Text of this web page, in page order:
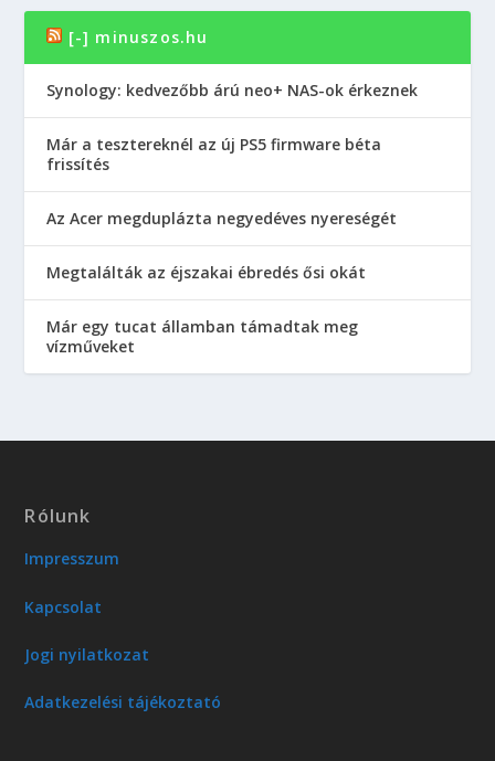
[-] minuszos.hu
Synology: kedvezőbb árú neo+ NAS-ok érkeznek
Már a tesztereknél az új PS5 firmware béta
frissítés
Az Acer megduplázta negyedéves nyereségét
Megtalálták az éjszakai ébredés ősi okát
Már egy tucat államban támadtak meg
vízműveket
Rólunk
Impresszum
Kapcsolat
Jogi nyilatkozat
Adatkezelési tájékoztató